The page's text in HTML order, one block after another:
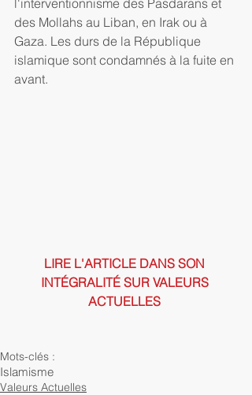
l'interventionnisme des Pasdarans et
des Mollahs au Liban, en Irak ou à
Gaza. Les durs de la République
islamique sont condamnés à la fuite en
avant.
LIRE L'ARTICLE DANS SON
INTÉGRALITÉ SUR VALEURS
ACTUELLES
Mots-clés :
Islamisme
Valeurs Actuelles